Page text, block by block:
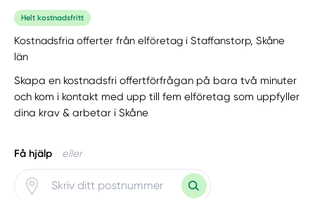
Helt kostnadsfritt
Kostnadsfria offerter från elföretag i Staffanstorp, Skåne
län
Skapa en kostnadsfri offertförfrågan på bara två minuter
och kom i kontakt med upp till fem elföretag som uppfyller
dina krav & arbetar i Skåne
Få hjälp eller